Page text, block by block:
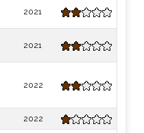
2021
2021
2022
2022